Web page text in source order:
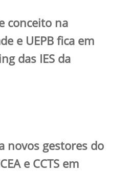
conceito na
e UEPB fica em
das IES da
novos gestores do
e CCTS em